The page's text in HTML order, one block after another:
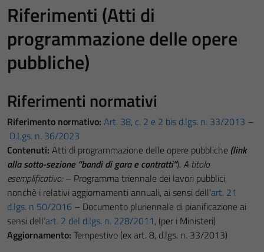
Riferimenti (Atti di
programmazione delle opere
pubbliche)
Riferimenti normativi
Riferimento normativo: Art. 38, c. 2 e 2 bis d.lgs. n. 33/2013 –
D.Lgs. n. 36/2023
Contenuti: Atti di programmazione delle opere pubbliche (link
alla sotto-sezione “bandi di gara e contratti”). A titolo
esemplificativo:– Programma triennale dei lavori pubblici,
nonchè i relativi aggiornamenti annuali, ai sensi dell’art. 21
d.lgs. n 50/2016 – Documento pluriennale di pianificazione ai
sensi dell’art. 2 del d.lgs. n. 228/2011, (per i Ministeri)
Aggiornamento: Tempestivo (ex art. 8, d.lgs. n. 33/2013)